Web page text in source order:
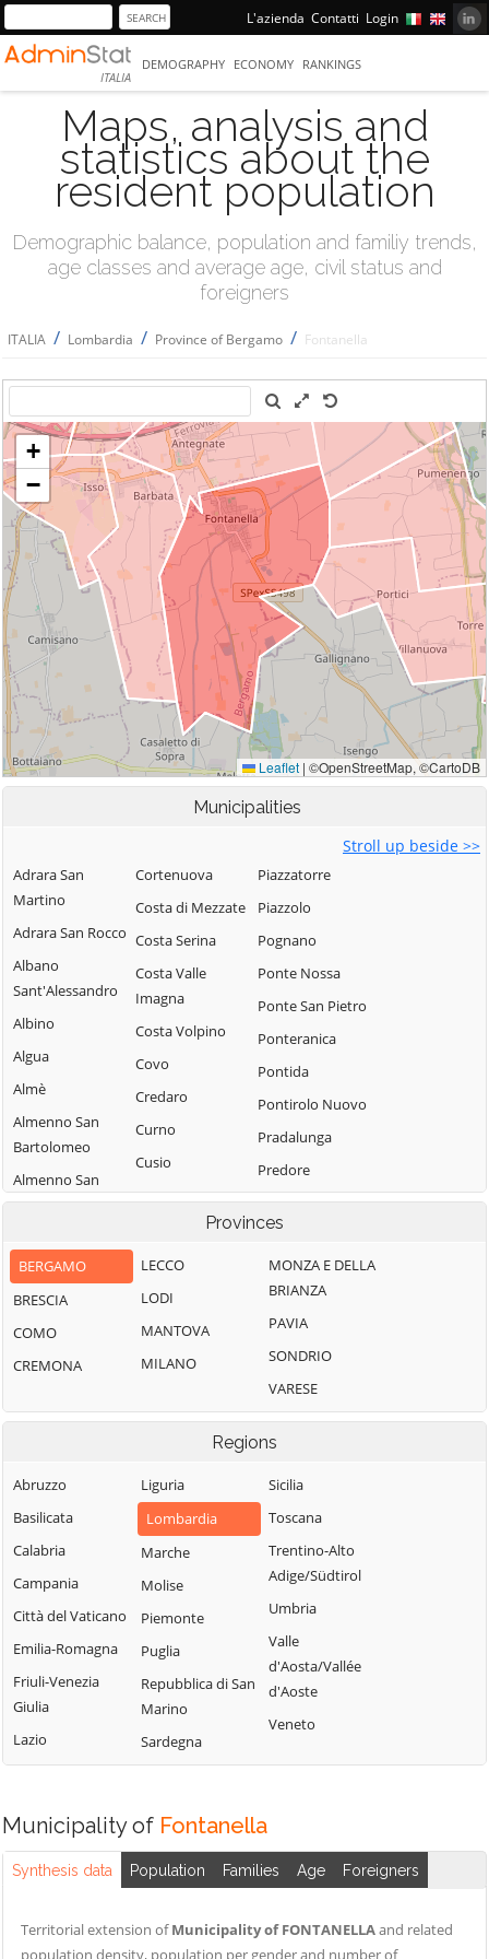
L'azienda Contatti Login
ITALIA
DEMOGRAPHY ECONOMY RANKINGS
Maps, analysis and
statistics about the
resident population
Demographic balance, population and familiy trends,
age classes and average age, civil status and
foreigners
ITALIA / Lombardia / Province of Bergamo / Fontanella
Municipalities
Stroll up beside >>
Adrara San
Martino
Adrara San Rocco
Albano
Sant'Alessandro
Albino
Algua
Almè
Almenno San
Bartolomeo
Almenno San
Salvatore
Lombardo
Ambivere
Antegnate
Arcene
Arzago d'Adda
Aviatico
Azzano San
Paolo
Azzone
Bagnatica
Barbata
Bariano
Barzana
Bedulita
Bergamo
Bianzano
Cortenuova
Costa di Mezzate
Costa Serina
Costa Valle
Imagna
Costa Volpino
Covo
Credaro
Curno
Cusio
Dalmine
Endine Gaiano
Entratico
Fara Gera d'Adda
Fara Olivana con
Filago
Fino del Monte
Fiorano al Serio
Fontanella
Fonteno
Foppolo
Foresto Sparso
Fornovo San
Giovanni
Fuipiano Valle
Imagna
Gandellino
Gandosso
Gaverina Terme
Ghisalba
Piazzatorre
Piazzolo
Pognano
Ponte Nossa
Ponte San Pietro
Ponteranica
Pontida
Pontirolo Nuovo
Pradalunga
Predore
Premolo
Presezzo
Pumenengo
Ranica
Ranzanico
Riva di Solto
Rogno
Roncobello
Roncola
Rota d'Imagna
Rovetta
Bianco
Terme
Terme
Santa Brigida
Sarnico
Schilpario
Provinces
BERGAMO
BRESCIA
COMO
CREMONA
LECCO
LODI
MANTOVA
MILANO
MONZA E DELLA
BRIANZA
PAVIA
SONDRIO
VARESE
Regions
Abruzzo
Basilicata
Calabria
Campania
Città del Vaticano
Emilia-Romagna
Friuli-Venezia
Giulia
Lazio
Liguria
Lombardia
Marche
Molise
Piemonte
Puglia
Repubblica di San
Marino
Sardegna
Sicilia
Toscana
Trentino-Alto
Adige/Südtirol
Umbria
Valle
d'Aosta/Vallée
d'Aoste
Veneto
Municipality of Fontanella
Synthesis data Population Families Age Foreigners
Territorial extension ofMunicipality of FONTANELLAand related
population density, population per gender and number of